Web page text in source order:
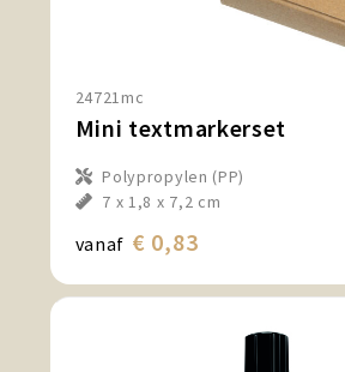
24721mc
Mini textmarkerset
Polypropylen (PP)
7 x 1,8 x 7,2 cm
vanaf € 0,83